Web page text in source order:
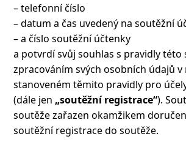
– telefonní číslo
– datum a čas uvedený na soutěžní
– a číslo soutěžní účtenky
a potvrdí svůj souhlas s pravidly této
zpracováním svých osobních údajů v
stanoveném těmito pravidly pro
(dále jen „soutěžní registrace“).
soutěže zařazen okamžikem
soutěžní registrace do soutěže.